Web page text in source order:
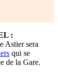
:
Astier sera
qui se
de la Gare.